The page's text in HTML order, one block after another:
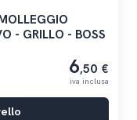
- GRILLO - BOSS
6,50 €
iva inclusa